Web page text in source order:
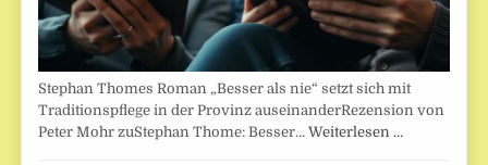
Stephan Thomes Roman „Besser als nie“ setzt sich mit
Traditionspflege in der Provinz auseinanderRezension von
Peter Mohr zuStephan Thome: Besser…Weiterlesen …